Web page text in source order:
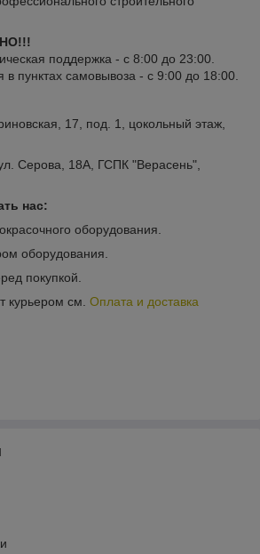
поддержка - с 8:00 до 23:00.
пунктах самовывоза - с 9:00 до 18:00.
17, под. 1, цокольный этаж,
Серова, 18А, ГСПК "Верасень",
нас:
оборудования.
оборудования.
покупкой.
курьером см. Оплата и доставка